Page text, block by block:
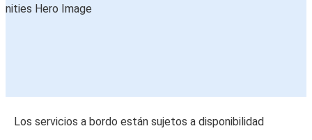
Los servicios a bordo están sujetos a disponibilidad